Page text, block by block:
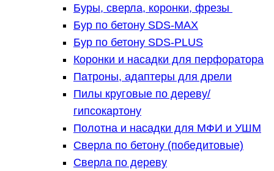
Буры, сверла, коронки, фрезы
Бур по бетону SDS-MAX
Бур по бетону SDS-PLUS
Коронки и насадки для перфоратора
Патроны, адаптеры для дрели
Пилы круговые по дереву/
гипсокартону
Полотна и насадки для МФИ и УШМ
Сверла по бетону (победитовые)
Сверла по дереву